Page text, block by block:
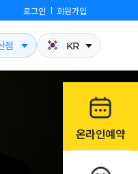
로그인 회원가입
점 KR
온라인예약